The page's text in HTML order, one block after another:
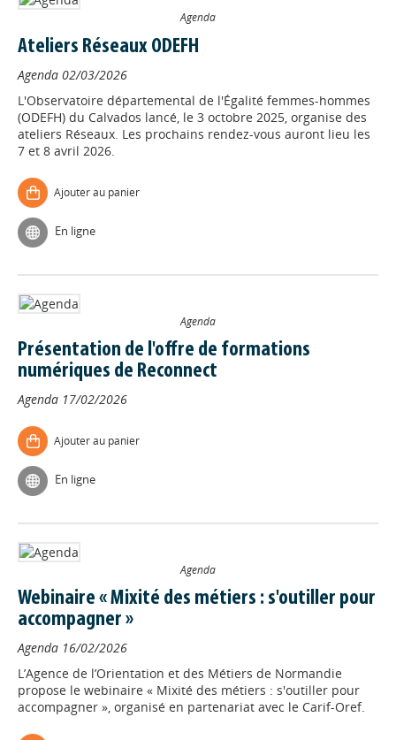
Agenda
Ateliers Réseaux ODEFH
Agenda 02/03/2026
L'Observatoire départemental de l'Égalité femmes-hommes
(ODEFH) du Calvados lancé, le 3 octobre 2025, organise des
ateliers Réseaux. Les prochains rendez-vous auront lieu les
7 et 8 avril 2026.
Ajouter au panier
En ligne
Agenda
Présentation de l'offre de formations
numériques de Reconnect
Agenda 17/02/2026
Ajouter au panier
En ligne
Agenda
Webinaire « Mixité des métiers : s'outiller pour
accompagner »
Agenda 16/02/2026
L’Agence de l’Orientation et des Métiers de Normandie
propose le webinaire « Mixité des métiers : s'outiller pour
accompagner », organisé en partenariat avec le Carif-Oref.